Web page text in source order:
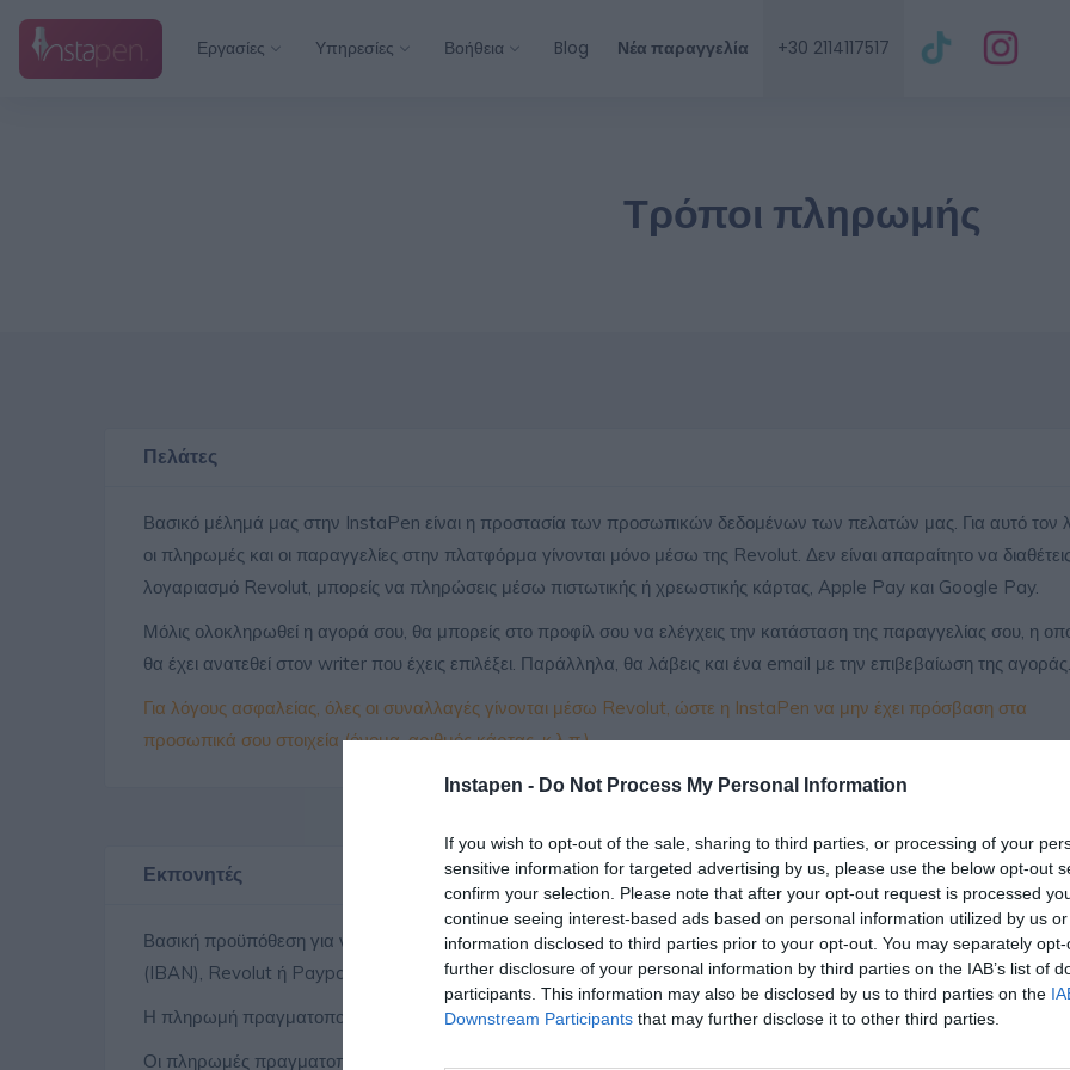
Instapen - Do Not Process My Personal Information
If you wish to opt-out of the sale, sharing to third parties, or processing of your
sensitive information for targeted advertising by us, please use the below opt-out
confirm your selection. Please note that after your opt-out request is processed
continue seeing interest-based ads based on personal information utilized by us
information disclosed to third parties prior to your opt-out. You may separately
further disclosure of your personal information by third parties on the IAB’s list of
participants. This information may also be disclosed by us to third parties on the
Downstream Participants that may further disclose it to other third parties.
Εργασίες Υπηρεσίες Βοήθεια Blog Νέα παραγγελία +30 2114117517
Τρόποι πληρωμής
Πελάτες
Βασικό μέλημά μας στην InstaPen είναι η προστασία των προσωπικών δεδομένων των πελατών μας. Για αυτό τον
οι πληρωμές και οι παραγγελίες στην πλατφόρμα γίνονται μόνο μέσω της Revolut. Δεν είναι απαραίτητο να
λογαριασμό Revolut, μπορείς να πληρώσεις μέσω πιστωτικής ή χρεωστικής κάρτας, Apple Pay και Google Pay.
Μόλις ολοκληρωθεί η αγορά σου, θα μπορείς στο προφίλ σου να ελέγχεις την κατάσταση της παραγγελίας σου, η
θα έχει ανατεθεί στον writer που έχεις επιλέξει. Παράλληλα, θα λάβεις και ένα email με την επιβεβαίωση της αγοράς.
Για λόγους ασφαλείας, όλες οι συναλλαγές γίνονται μέσω Revolut, ώστε η InstaPen να μην έχει πρόσβαση στα
προσωπικά σου στοιχεία (όνομα, αριθμός κάρτας, κ.λ.π.).
Εκπονητές
Βασική προϋπόθεση για να ενταχθεί ένας εκπονητής στην ομάδα της InstaPen είναι να διαθέτει λογαριασμό σε
(IBAN), Revolut ή Paypal. Δεν υπάρχει η δυνατότητα συναλλαγών με άλλον τρόπο, για λόγους ασφαλείας.
Η πληρωμή πραγματοποιείται μετά την ολοκλήρωση του 100% της εργασίας και την παράδοσή της στον πελάτη.
Οι πληρωμές πραγματοποιούνται αυτόματα από το αρμόδιο τμήμα της InstaPen. Για να πληρωθείς για κάθε